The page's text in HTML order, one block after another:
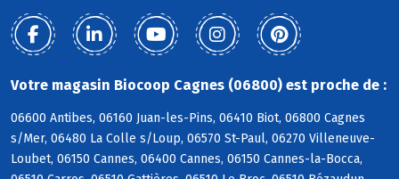
Votre magasin Biocoop Cagnes (06800) est proche de :
06600 Antibes, 06160 Juan-les-Pins, 06410 Biot, 06800 Cagnes
s/Mer, 06480 La Colle s/Loup, 06570 St-Paul, 06270 Villeneuve-
Loubet, 06150 Cannes, 06400 Cannes, 06150 Cannes-la-Bocca,